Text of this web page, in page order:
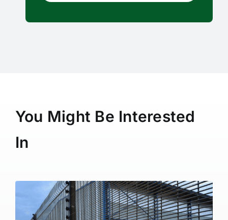
You Might Be Interested
In